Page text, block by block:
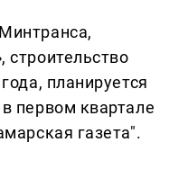
строительство
планируется
первом квартале
газета".